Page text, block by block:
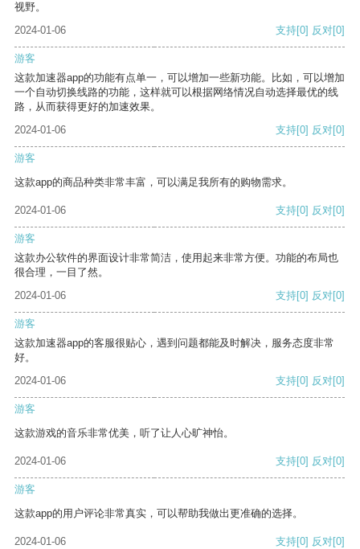
视野。
2024-01-06
支持[0] 反对[0]
游客
这款加速器app的功能有点单一，可以增加一些新功能。比如，可以增加
一个自动切换线路的功能，这样就可以根据网络情况自动选择最优的线
路，从而获得更好的加速效果。
2024-01-06
支持[0] 反对[0]
游客
这款app的商品种类非常丰富，可以满足我所有的购物需求。
2024-01-06 支持[0] 反对[0]
游客
这款办公软件的界面设计非常简洁，使用起来非常方便。功能的布局也
很合理，一目了然。
2024-01-06
支持[0] 反对[0]
游客
这款加速器app的客服很贴心，遇到问题都能及时解决，服务态度非常
好。
2024-01-06
支持[0] 反对[0]
游客
这款游戏的音乐非常优美，听了让人心旷神怡。
2024-01-06 支持[0] 反对[0]
游客
这款app的用户评论非常真实，可以帮助我做出更准确的选择。
2024-01-06 支持[0] 反对[0]